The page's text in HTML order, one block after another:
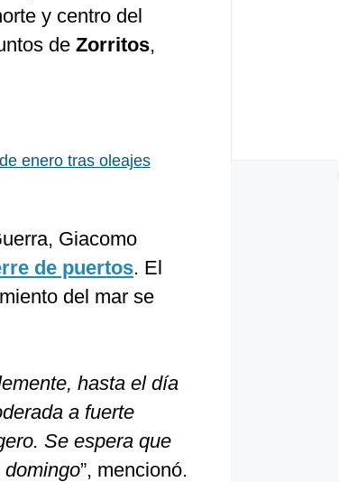
y centro del
de Zorritos,
enero tras oleajes
Giacomo
de puertos. El
del mar se
hasta el día
a fuerte
Se espera que
”, mencionó.